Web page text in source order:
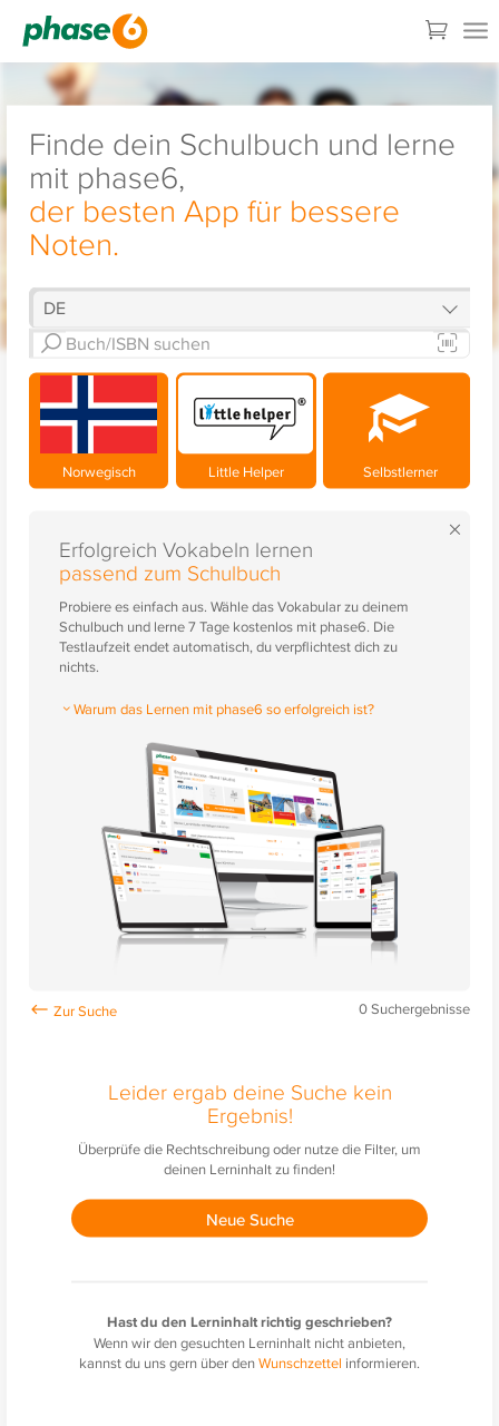
Finde dein Schulbuch und lerne
mit phase6,
der besten App für bessere
Noten.
Norwegisch Little Helper Selbstlerner
×
Erfolgreich Vokabeln lernen
passend zum Schulbuch
Probiere es einfach aus. Wähle das Vokabular zu deinem
Schulbuch und lerne 7 Tage kostenlos mit phase6. Die
Testlaufzeit endet automatisch, du verpflichtest dich zu
nichts.
Warum das Lernen mit phase6 so erfolgreich ist?
0Suchergebnisse
Leider ergab deine Suche kein
Ergebnis!
Überprüfe die Rechtschreibung oder nutze die Filter, um
deinen Lerninhalt zu finden!
Neue Suche
Hast du den Lerninhalt richtig geschrieben?
Wenn wir den gesuchten Lerninhalt nicht anbieten,
kannst du uns gern über denWunschzettel informieren.